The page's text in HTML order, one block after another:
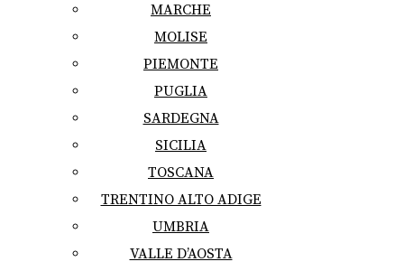
MARCHE
MOLISE
PIEMONTE
PUGLIA
SARDEGNA
SICILIA
TOSCANA
TRENTINO ALTO ADIGE
UMBRIA
VALLE D’AOSTA